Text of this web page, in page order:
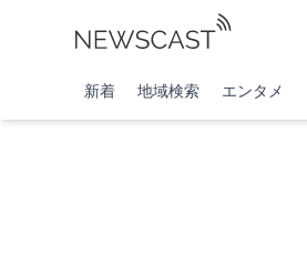
新着 地域検索 エンタメ